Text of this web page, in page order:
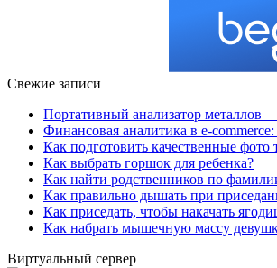
Свежие записи
Портативный анализатор металлов
Финансовая аналитика в e-
Как подготовить качественные фото
Как выбрать горшок для ребенка?
Как найти родственников по
Как правильно дышать при
Как приседать, чтобы накачать
Как набрать мышечную массу
Виртуальный сервер